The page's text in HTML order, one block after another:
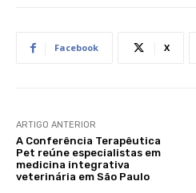
Facebook X
ARTIGO ANTERIOR
A Conferência Terapêutica
Pet reúne especialistas em
medicina integrativa
veterinária em São Paulo